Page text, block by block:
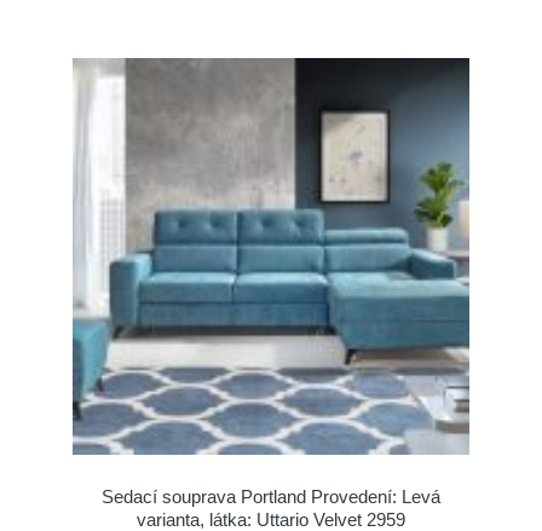
Sedací souprava Portland Provedení: Levá
varianta, látka: Uttario Velvet 2959